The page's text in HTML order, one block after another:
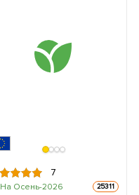
7
На Осень-2026 25311